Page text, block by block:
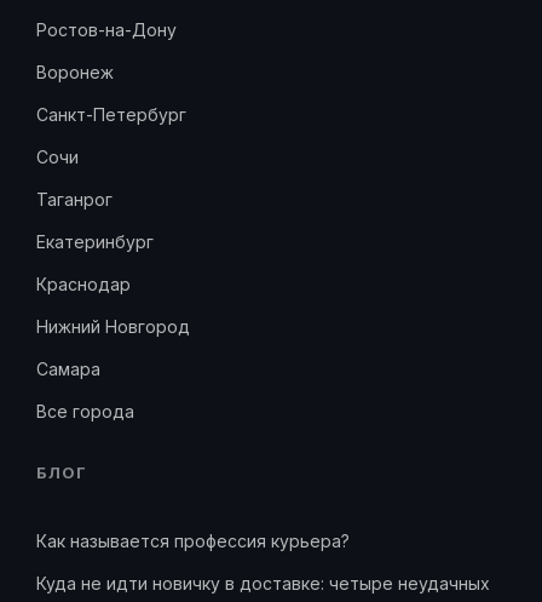
Ростов-на-Дону
Воронеж
Санкт-Петербург
Сочи
Таганрог
Екатеринбург
Краснодар
Нижний Новгород
Самара
Все города
БЛОГ
Как называется профессия курьера?
Куда не идти новичку в доставке: четыре неудачных